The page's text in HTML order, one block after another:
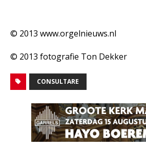
© 2013 www.orgelnieuws.nl
© 2013 fotografie Ton Dekker
CONSULTARE